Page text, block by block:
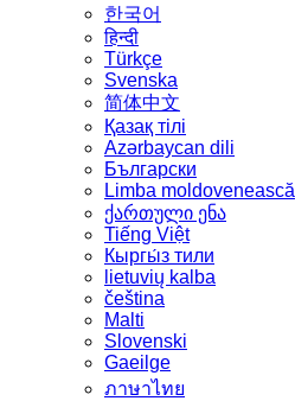
한국어
हिन्दी
Türkçe
Svenska
简体中文
Қазақ тілі
Azərbaycan dili
Български
Limba moldovenească
ქართული ენა
Tiếng Việt
Кыргы́з тили
lietuvių kalba
čeština
Malti
Slovenski
Gaeilge
ภาษาไทย